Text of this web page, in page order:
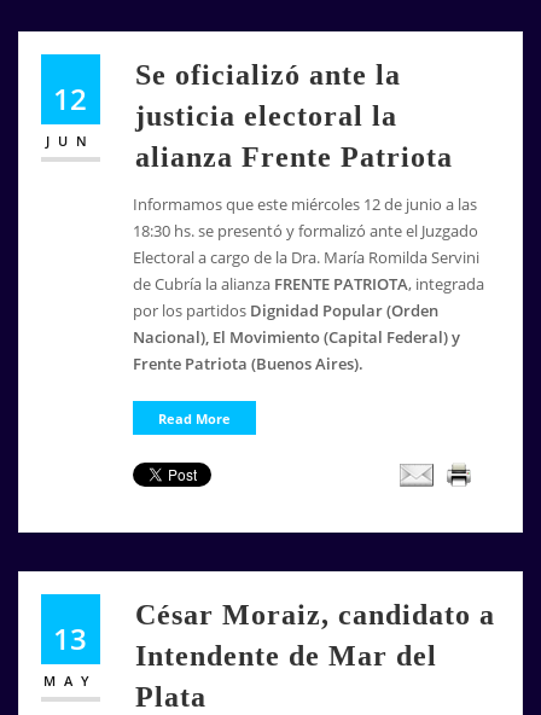
12
JUN
Se oficializó ante la
justicia electoral la
alianza Frente Patriota
Informamos que este miércoles 12 de junio a las
18:30 hs. se presentó y formalizó ante el Juzgado
Electoral a cargo de la Dra. María Romilda Servini
de Cubría la alianza FRENTE PATRIOTA, integrada
por los partidos Dignidad Popular (Orden
Nacional), El Movimiento (Capital Federal) y
Frente Patriota (Buenos Aires).
Read More
13
MAY
César Moraiz, candidato a
Intendente de Mar del
Plata